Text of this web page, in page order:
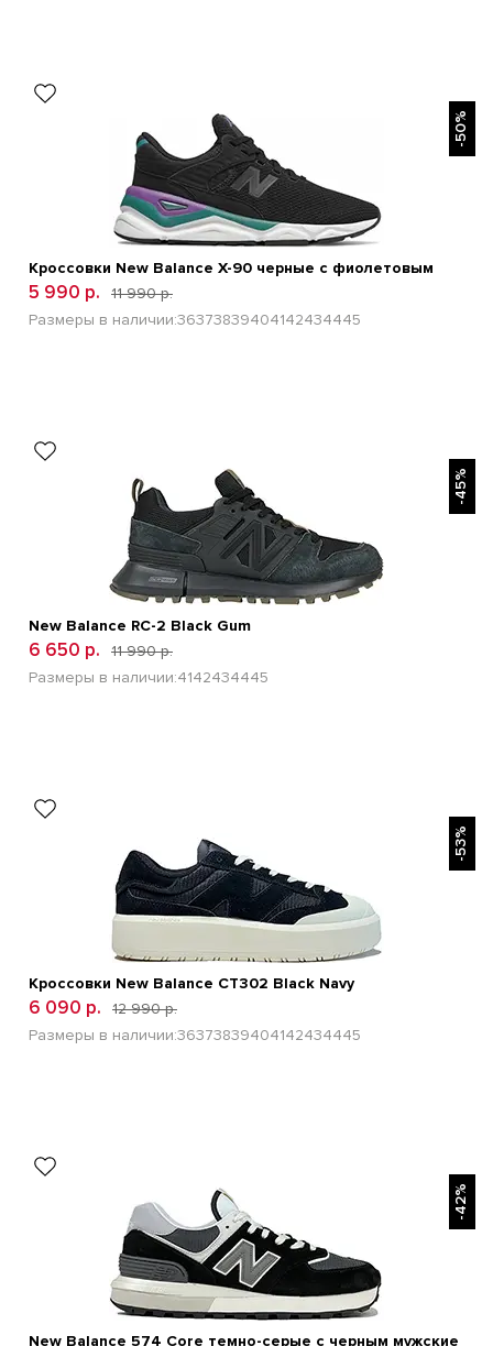
-50%
Кроссовки New Balance Х-90 черные с фиолетовым
5 990 р.
11 990 р.
Размеры в наличии:36373839404142434445
-45%
New Balance RC-2 Black Gum
6 650 р.
11 990 р.
Размеры в наличии:4142434445
-53%
Кроссовки New Balance CT302 Black Navy
6 090 р.
12 990 р.
Размеры в наличии:36373839404142434445
-42%
New Balance 574 Core темно-серые с черным мужские